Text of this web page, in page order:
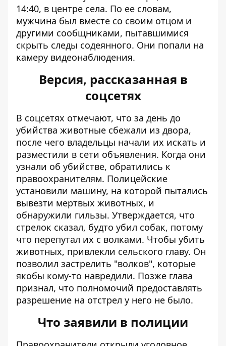
14:40, в центре села. По ее словам,
мужчина был вместе со своим отцом и
другими сообщниками, пытавшимися
скрыть следы содеянного. Они попали на
камеру видеонаблюдения.
Версия, рассказанная в
соцсетях
В соцсетях отмечают, что за день до
убийства животные сбежали из двора,
после чего владельцы начали их искать и
разместили в сети объявления. Когда они
узнали об убийстве, обратились к
правоохранителям. Полицейские
установили машину, на которой пытались
вывезти мертвых животных, и
обнаружили гильзы. Утверждается, что
стрелок сказал, будто убил собак, потому
что перепутал их с волками. Чтобы убить
животных, привлекли сельского главу. Он
позволил застрелить "волков", которые
якобы кому-то навредили. Позже глава
признал, что полномочий предоставлять
разрешение на отстрел у него не было.
Что заявили в полиции